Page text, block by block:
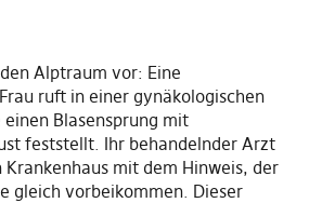
Alptraum vor: Eine
ruft in einer gynäkologischen
einen Blasensprung mit
feststellt. Ihr behandelnder Arzt
mit dem Hinweis, der
gleich vorbeikommen. Dieser